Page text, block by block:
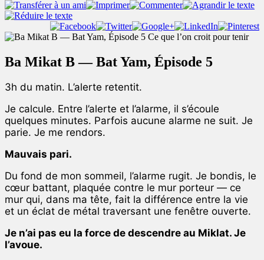
Ba Mikat B — Bat Yam, Épisode 5
3h du matin. L’alerte retentit.
Je calcule. Entre l’alerte et l’alarme, il s’écoule
quelques minutes. Parfois aucune alarme ne suit. Je
parie. Je me rendors.
Mauvais pari.
Du fond de mon sommeil, l’alarme rugit. Je bondis, le
cœur battant, plaquée contre le mur porteur — ce
mur qui, dans ma tête, fait la différence entre la vie
et un éclat de métal traversant une fenêtre ouverte.
Je n’ai pas eu la force de descendre au Miklat. Je
l’avoue.